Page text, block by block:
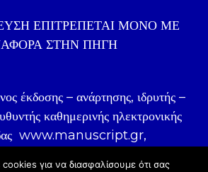
ΕΠΙΤΡΈΠΕΤΑΙ ΜΌΝΟ ΜΕ
ΣΤΗΝ ΠΗΓΉ
έκδοσης – ανάρτησης, ιδρυτής –
καθημερινής ηλεκτρονικής
www.manuscript.gr,
για να διασφαλίσουμε ότι σας